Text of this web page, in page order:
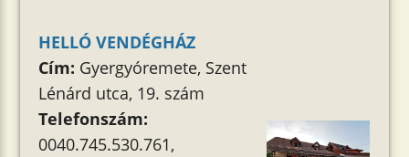
HELLÓ VENDÉGHÁZ
Cím: Gyergyóremete, Szent
Lénárd utca, 19. szám
Telefonszám:
0040.745.530.761,